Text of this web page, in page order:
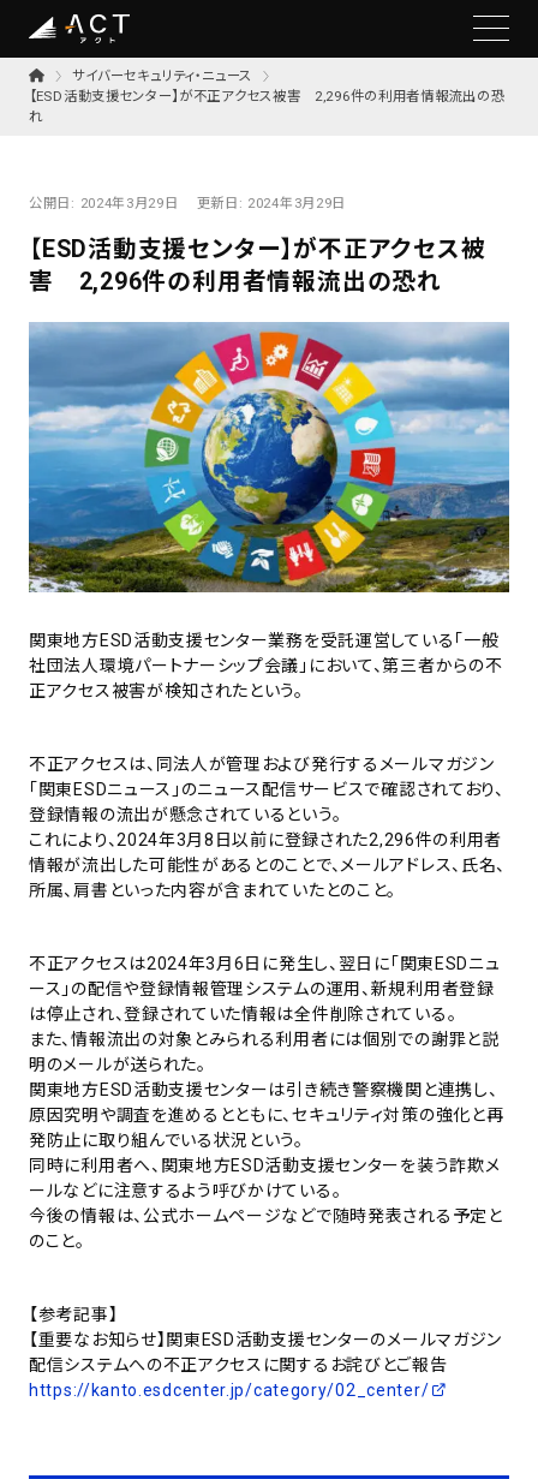
サイバーセキュリティ・ニュース
【ESD活動支援センター】が不正アクセス被害 2,296件の利用者情報流出の恐
れ
公開日: 2024年3月29日 更新日: 2024年3月29日
【ESD活動支援センター】が不正アクセス被
害 2,296件の利用者情報流出の恐れ
関東地方ESD活動支援センター業務を受託運営している「一般
社団法人環境パートナーシップ会議」において、第三者からの不
正アクセス被害が検知されたという。
不正アクセスは、同法人が管理および発行するメールマガジン
「関東ESDニュース」のニュース配信サービスで確認されており、
登録情報の流出が懸念されているという。
これにより、2024年3月8日以前に登録された2,296件の利用者
情報が流出した可能性があるとのことで、メールアドレス、氏名、
所属、肩書といった内容が含まれていたとのこと。
不正アクセスは2024年3月6日に発生し、翌日に「関東ESDニュ
ース」の配信や登録情報管理システムの運用、新規利用者登録
は停止され、登録されていた情報は全件削除されている。
また、情報流出の対象とみられる利用者には個別での謝罪と説
明のメールが送られた。
関東地方ESD活動支援センターは引き続き警察機関と連携し、
原因究明や調査を進めるとともに、セキュリティ対策の強化と再
発防止に取り組んでいる状況という。
同時に利用者へ、関東地方ESD活動支援センターを装う詐欺メ
ールなどに注意するよう呼びかけている。
今後の情報は、公式ホームページなどで随時発表される予定と
のこと。
【参考記事】
【重要なお知らせ】関東ESD活動支援センターのメールマガジン
配信システムへの不正アクセスに関するお詫びとご報告
https://kanto.esdcenter.jp/category/02_center/